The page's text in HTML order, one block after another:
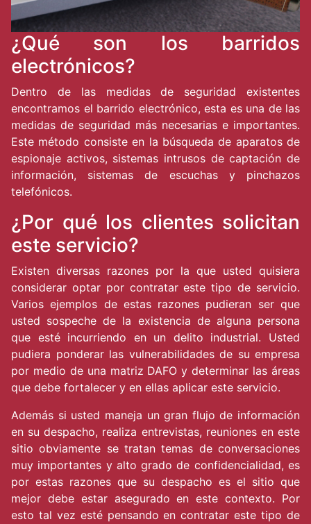
¿Qué son los barridos
electrónicos?
Dentro de las medidas de seguridad existentes
encontramos el barrido electrónico, esta es una de las
medidas de seguridad más necesarias e importantes.
Este método consiste en la búsqueda de aparatos de
espionaje activos, sistemas intrusos de captación de
información, sistemas de escuchas y pinchazos
telefónicos.
¿Por qué los clientes solicitan
este servicio?
Existen diversas razones por la que usted quisiera
considerar optar por contratar este tipo de servicio.
Varios ejemplos de estas razones pudieran ser que
usted sospeche de la existencia de alguna persona
que esté incurriendo en un delito industrial. Usted
pudiera ponderar las vulnerabilidades de su empresa
por medio de una matriz DAFO y determinar las áreas
que debe fortalecer y en ellas aplicar este servicio.
Además si usted maneja un gran flujo de información
en su despacho, realiza entrevistas, reuniones en este
sitio obviamente se tratan temas de conversaciones
muy importantes y alto grado de confidencialidad, es
por estas razones que su despacho es el sitio que
mejor debe estar asegurado en este contexto. Por
esto tal vez esté pensando en contratar este tipo de